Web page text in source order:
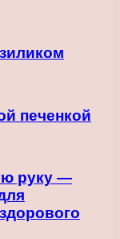
печенкой
руку —